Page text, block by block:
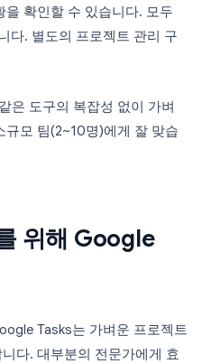
확인할 수 있습니다. 모두
다. 별도의 프로젝트 관리 구
은 도구의 복잡성 없이 가벼
모 팀(2~10명)에게 잘 맞습
위해 Google
Tasks는 가벼운 프로젝트
다. 대부분의 전문가에게 효